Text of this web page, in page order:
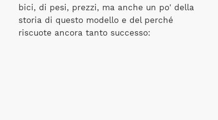
bici, di pesi, prezzi, ma anche un po' della
storia di questo modello e del perché
riscuote ancora tanto successo: